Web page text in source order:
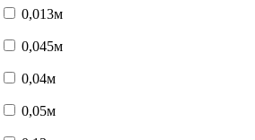
0,013м
0,045м
0,04м
0,05м